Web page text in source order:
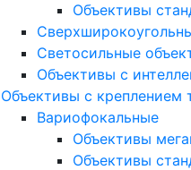
Объективы
Светосильные
Объективы с
Объективы с креплением
Вариофокальные
Объективы
Объективы